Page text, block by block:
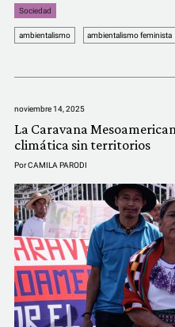
Sociedad
ambientalismo ambientalismo feminista
noviembre 14, 2025
La Caravana
climática sin territorios
PorCAMILA PARODI